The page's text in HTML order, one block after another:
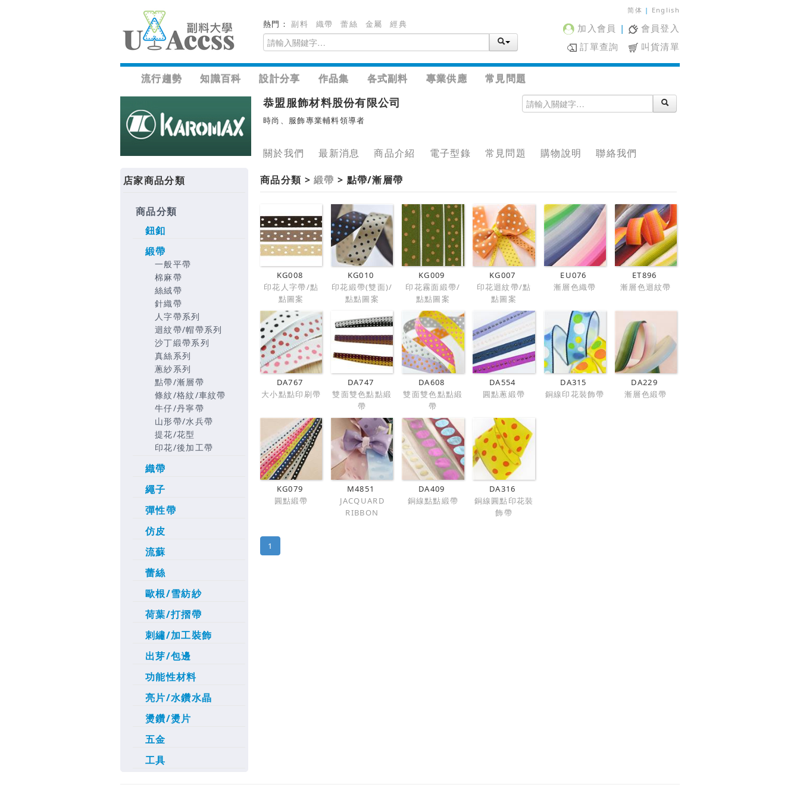
熱門：副料 織帶 蕾絲 金屬 經典
简体 | English
加入會員 |
會員登入
訂單查詢
叫貨清單
流行趨勢 知識百科 設計分享 作品集 各式副料 專業供應 常見問題
恭盟服飾材料股份有限公司
時尚、服飾專業輔料領導者
關於我們 最新消息 商品介紹 電子型錄 常見問題 購物說明 聯絡我們
店家商品分類
商品分類
鈕釦
緞帶
一般平帶
棉麻帶
絲絨帶
針織帶
人字帶系列
迴紋帶/帽帶系列
沙丁緞帶系列
真絲系列
蔥紗系列
點帶/漸層帶
條紋/格紋/車紋帶
牛仔/丹寧帶
山形帶/水兵帶
提花/花型
印花/後加工帶
織帶
繩子
彈性帶
仿皮
流蘇
蕾絲
歐根/雪紡紗
荷葉/打摺帶
刺繡/加工裝飾
出芽/包邊
功能性材料
亮片/水鑽水晶
燙鑽/燙片
五金
工具
商品分類 >緞帶 > 點帶/漸層帶
KG008
印花人字帶/點
點圖案
KG010
印花緞帶(雙面)/
點點圖案
KG009
印花霧面緞帶/
點點圖案
KG007
印花迴紋帶/點
點圖案
EU076
漸層色織帶
ET896
漸層色迴紋帶
DA767
大小點點印刷帶
DA747
雙面雙色點點緞
帶
DA608
雙面雙色點點緞
帶
DA554
圓點蔥緞帶
DA315
銅線印花裝飾帶
DA229
漸層色緞帶
KG079
圓點緞帶
M4851
JACQUARD
RIBBON
DA409
銅線點點緞帶
DA316
銅線圓點印花裝
飾帶
1